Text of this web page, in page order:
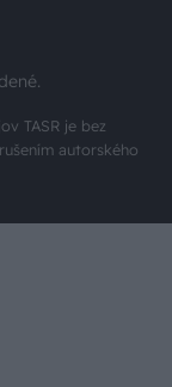
TASR je bez
autorského